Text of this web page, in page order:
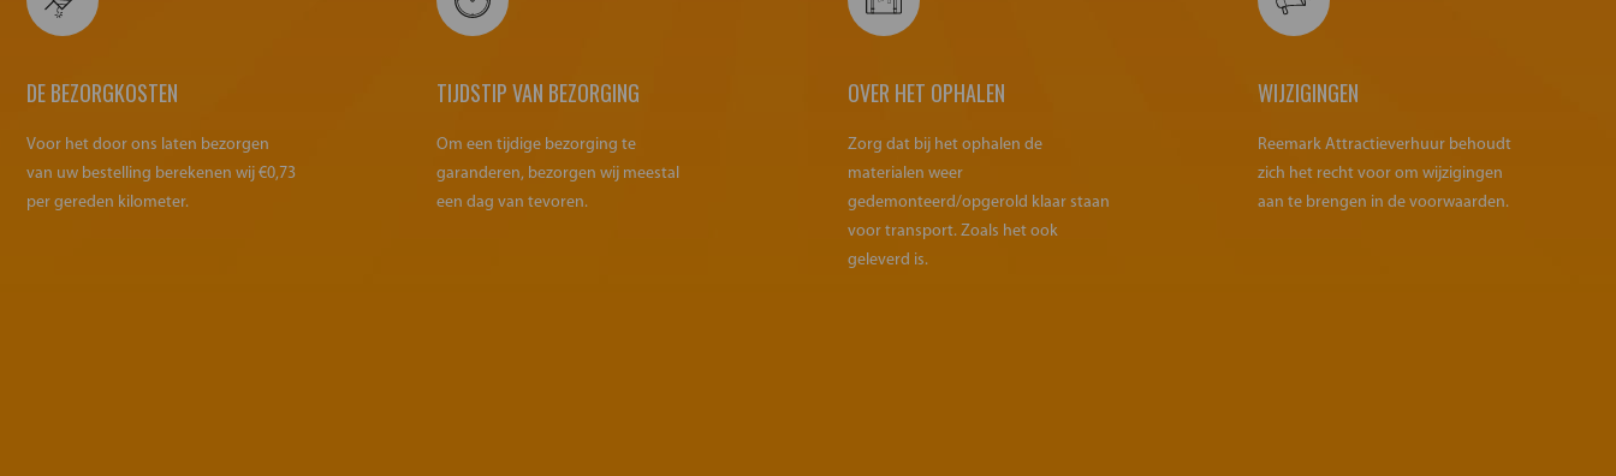
DE BEZORGKOSTEN
Voor het door ons laten bezorgen
van uw bestelling berekenen wij €0,73
per gereden kilometer.
TIJDSTIP VAN BEZORGING
Om een tijdige bezorging te
garanderen, bezorgen wij meestal
een dag van tevoren.
OVER HET OPHALEN
Zorg dat bij het ophalen de
materialen weer
gedemonteerd/opgerold klaar staan
voor transport. Zoals het ook
geleverd is.
WIJZIGINGEN
Reemark Attractieverhuur behoudt
zich het recht voor om wijzigingen
aan te brengen in de voorwaarden.